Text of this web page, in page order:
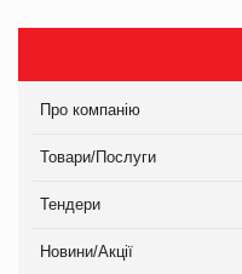
Про компанію
Товари/Послуги
Тендери
Новини/Акції